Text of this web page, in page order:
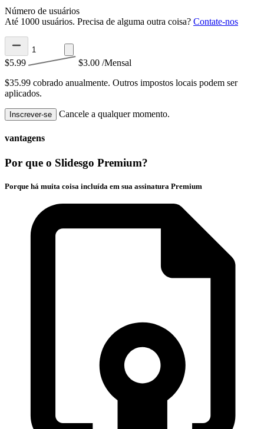
Número de usuários
Até 1000 usuários. Precisa de alguma outra coisa? Contate-nos
$5.99 $3.00 /Mensal
$35.99 cobrado anualmente. Outros impostos locais podem ser
aplicados.
Inscrever-se Cancele a qualquer momento.
vantagens
Por que o Slidesgo Premium?
Porque há muita coisa incluída em sua assinatura Premium